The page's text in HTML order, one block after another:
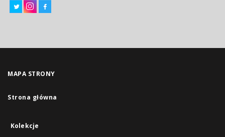
MAPA STRONY
Strona główna
Kolekcje